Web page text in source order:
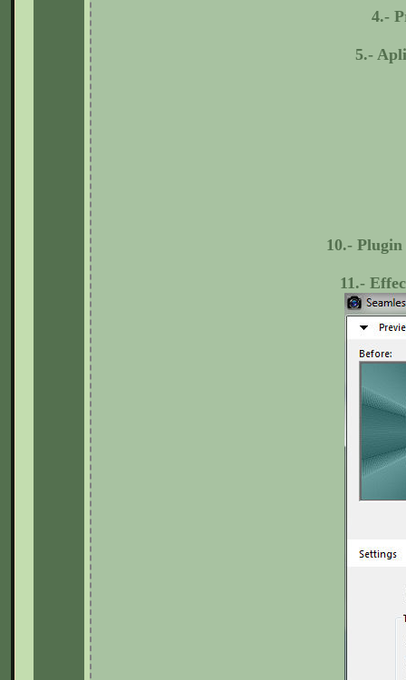
4.-
5.-
10.-
11.-